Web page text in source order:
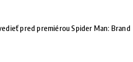
pred premiérou Spider Man: Brand